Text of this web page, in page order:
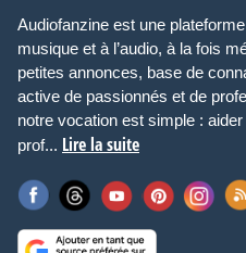
Audiofanzine est une
musique et à l’audio, à la fois
petites annonces, base de
active de passionnés et de
notre vocation est simple :
prof... Lire la suite